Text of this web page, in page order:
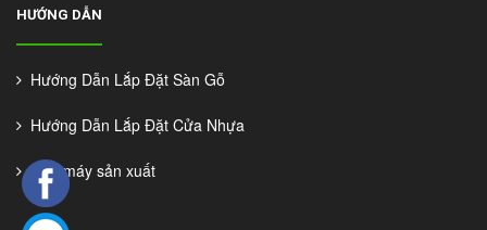
HƯỚNG DẪN
Hướng Dẫn Lắp Đặt Sàn Gỗ
Hướng Dẫn Lắp Đặt Cửa Nhựa
Nhà máy sản xuất